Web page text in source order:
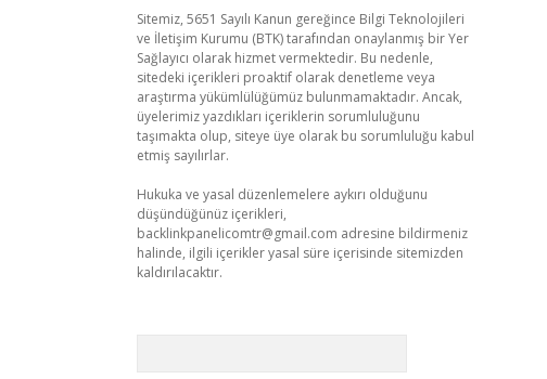
Sitemiz, 5651 Sayılı Kanun gereğince Bilgi Teknolojileri
ve İletişim Kurumu (BTK) tarafından onaylanmış bir Yer
Sağlayıcı olarak hizmet vermektedir. Bu nedenle,
sitedeki içerikleri proaktif olarak denetleme veya
araştırma yükümlülüğümüz bulunmamaktadır. Ancak,
üyelerimiz yazdıkları içeriklerin sorumluluğunu
taşımakta olup, siteye üye olarak bu sorumluluğu kabul
etmiş sayılırlar.
Hukuka ve yasal düzenlemelere aykırı olduğunu
düşündüğünüz içerikleri,
backlinkpanelicomtr@gmail.com adresine bildirmeniz
halinde, ilgili içerikler yasal süre içerisinde sitemizden
kaldırılacaktır.